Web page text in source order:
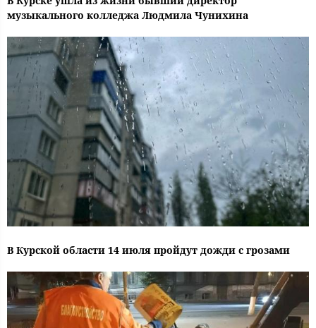
музыкального колледжа Людмила Чунихина
В Курской области 14 июля пройдут дожди с грозами